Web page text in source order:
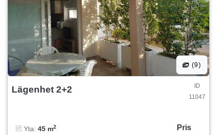
(9)
Lägenhet 2+2
ID
11047
Yta: 45 m2
Pris